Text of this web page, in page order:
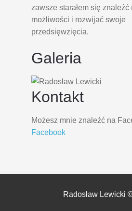
zawsze starałem się znaleźć
możliwości i rozwijać swoje
przedsięwzięcia.
Galeria
Kontakt
Możesz mnie znaleźć na
Facebook
Radosław Lewicki